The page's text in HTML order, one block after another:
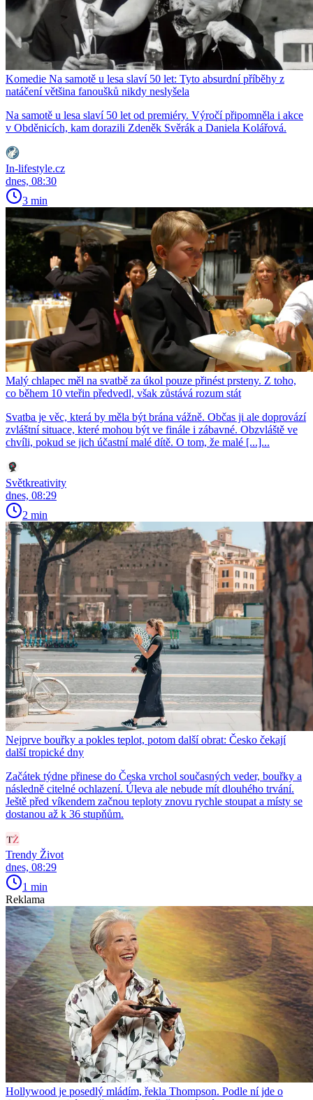
Komedie Na samotě u lesa slaví 50 let: Tyto absurdní příběhy z
natáčení většina fanoušků nikdy neslyšela
Na samotě u lesa slaví 50 let od premiéry. Výročí připomněla i akce
v Obděnicích, kam dorazili Zdeněk Svěrák a Daniela Kolářová.
In-lifestyle.cz
dnes, 08:30
3 min
Malý chlapec měl na svatbě za úkol pouze přinést prsteny. Z toho,
co během 10 vteřin předvedl, však zůstává rozum stát
Svatba je věc, která by měla být brána vážně. Občas ji ale doprovází
zvláštní situace, které mohou být ve finále i zábavné. Obzvláště ve
chvíli, pokud se jich účastní malé dítě. O tom, že malé [...]...
Světkreativity
dnes, 08:29
2 min
Nejprve bouřky a pokles teplot, potom další obrat: Česko čekají
další tropické dny
Začátek týdne přinese do Česka vrchol současných veder, bouřky a
následně citelné ochlazení. Úleva ale nebude mít dlouhého trvání.
Ještě před víkendem začnou teploty znovu rychle stoupat a místy se
dostanou až k 36 stupňům.
Trendy Život
dnes, 08:29
1 min
Reklama
Hollywood je posedlý mládím, řekla Thompson. Podle ní jde o